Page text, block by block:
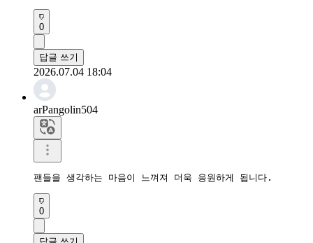
0
답글 쓰기
2026.07.04 18:04
arPangolin504
팬들을 생각하는 마음이 느껴져 더욱 응원하게 됩니다.
0